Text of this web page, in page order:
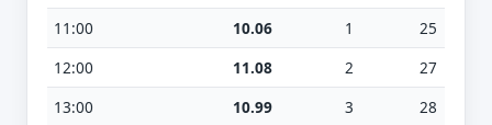
11:00
10.06 1
25
12:00
11.08 2
27
13:00
10.99 3
28